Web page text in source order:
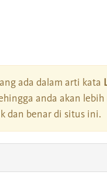
ada dalam arti kata
anda akan
dan benar di situs ini.